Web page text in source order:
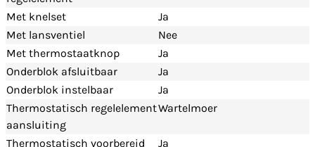
Met knelset
Ja
Met lansventiel
Nee
Met thermostaatknop
Ja
Onderblok afsluitbaar
Ja
Onderblok instelbaar
Ja
Thermostatisch regelelement
aansluiting
Wartelmoer
Thermostatisch voorbereid
Ja